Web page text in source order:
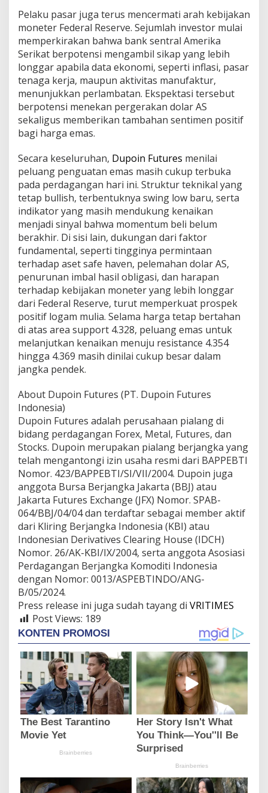
Pelaku pasar juga terus mencermati arah kebijakan
moneter Federal Reserve. Sejumlah investor mulai
memperkirakan bahwa bank sentral Amerika
Serikat berpotensi mengambil sikap yang lebih
longgar apabila data ekonomi, seperti inflasi, pasar
tenaga kerja, maupun aktivitas manufaktur,
menunjukkan perlambatan. Ekspektasi tersebut
berpotensi menekan pergerakan dolar AS
sekaligus memberikan tambahan sentimen positif
bagi harga emas.
Secara keseluruhan, Dupoin Futures menilai
peluang penguatan emas masih cukup terbuka
pada perdagangan hari ini. Struktur teknikal yang
tetap bullish, terbentuknya swing low baru, serta
indikator yang masih mendukung kenaikan
menjadi sinyal bahwa momentum beli belum
berakhir. Di sisi lain, dukungan dari faktor
fundamental, seperti tingginya permintaan
terhadap aset safe haven, pelemahan dolar AS,
penurunan imbal hasil obligasi, dan harapan
terhadap kebijakan moneter yang lebih longgar
dari Federal Reserve, turut memperkuat prospek
positif logam mulia. Selama harga tetap bertahan
di atas area support 4.328, peluang emas untuk
melanjutkan kenaikan menuju resistance 4.354
hingga 4.369 masih dinilai cukup besar dalam
jangka pendek.
About Dupoin Futures (PT. Dupoin Futures
Indonesia)
Dupoin Futures adalah perusahaan pialang di
bidang perdagangan Forex, Metal, Futures, dan
Stocks. Dupoin merupakan pialang berjangka yang
telah mengantongi izin usaha resmi dari BAPPEBTI
Nomor. 423/BAPPEBTI/SI/VII/2004. Dupoin juga
anggota Bursa Berjangka Jakarta (BBJ) atau
Jakarta Futures Exchange (JFX) Nomor. SPAB-
064/BBJ/04/04 dan terdaftar sebagai member aktif
dari Kliring Berjangka Indonesia (KBI) atau
Indonesian Derivatives Clearing House (IDCH)
Nomor. 26/AK-KBI/IX/2004, serta anggota Asosiasi
Perdagangan Berjangka Komoditi Indonesia
dengan Nomor: 0013/ASPEBTINDO/ANG-
B/05/2024.
Press release ini juga sudah tayang di VRITIMES
Post Views: 189